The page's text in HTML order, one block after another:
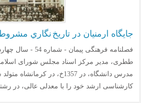
جايگاه ارمنيان در تاريخ نگاري
ططری، مدیر مرکز اسناد مجلس شورای
مدرس دانشگاه، در 1357خ، در
کارشناسی ارشد خود را با معدلی عالی، در